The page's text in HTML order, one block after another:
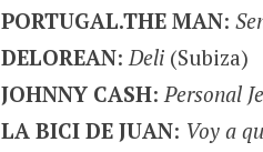
PORTUGAL.THE MAN:
DELOREAN:Deli(Subiza)
JOHNNY CASH:Personal
LA BICI DE JUAN: Voy a